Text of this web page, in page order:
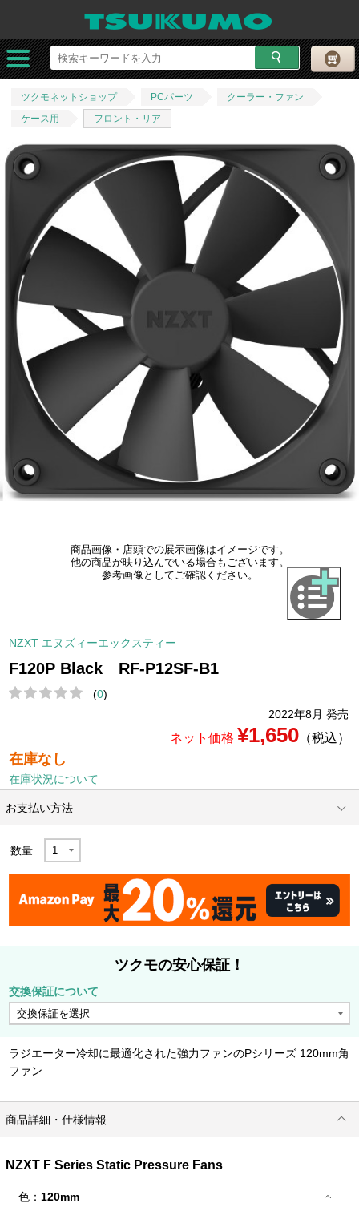
ツクモネットショップ PCパーツ
クーラー・ファン
ケース用
フロント・リア
商品画像・店頭での展示画像はイメージです。
他の商品が映り込んでいる場合もございます。
参考画像としてご確認ください。
NZXT エヌズィーエックスティー
F120P Black RF-P12SF-B1
(0)
2022年8月 発売
ネット価格 ¥1,650（税込）
在庫なし
在庫状況について
お支払い方法
数量
ツクモの安心保証！
交換保証について
ラジエーター冷却に最適化された強力ファンのPシリーズ 120mm角
ファン
商品詳細・仕様情報
NZXT F Series Static Pressure Fans
色： 120mm